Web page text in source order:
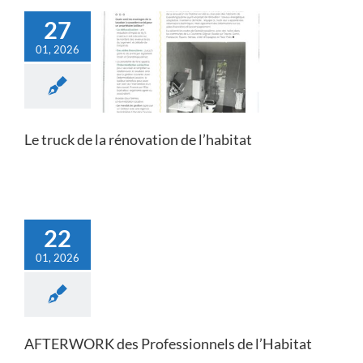
27
01, 2026
de la rénovation
Le truck de la rénovation de l’habitat
22
01, 2026
AFTERWORK des Professionnels de l’Habitat